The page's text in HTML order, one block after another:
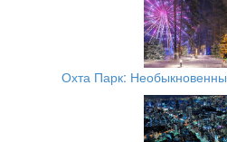
Охта Парк: